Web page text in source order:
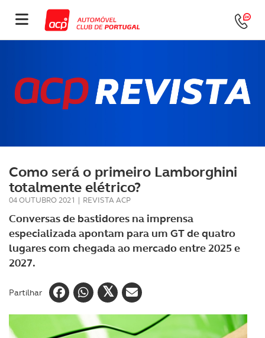
Como será o primeiro Lamborghini
totalmente elétrico?
04 OUTUBRO 2021 | REVISTA ACP
Conversas de bastidores na imprensa
especializada apontam para um GT de quatro
lugares com chegada ao mercado entre 2025 e
2027.
Partilhar